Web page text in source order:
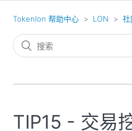
Tokenlon 帮助中心 LON 社
TIP15 - 交易